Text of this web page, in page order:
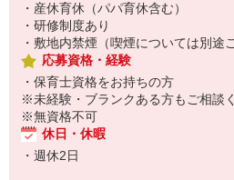
・産休育休（パパ育休含む）
・研修制度あり
・敷地内禁煙（喫煙については別途
応募資格・経験
・保育士資格をお持ちの方
※未経験・ブランクある方もご相談
※無資格不可
休日・休暇
・週休2日